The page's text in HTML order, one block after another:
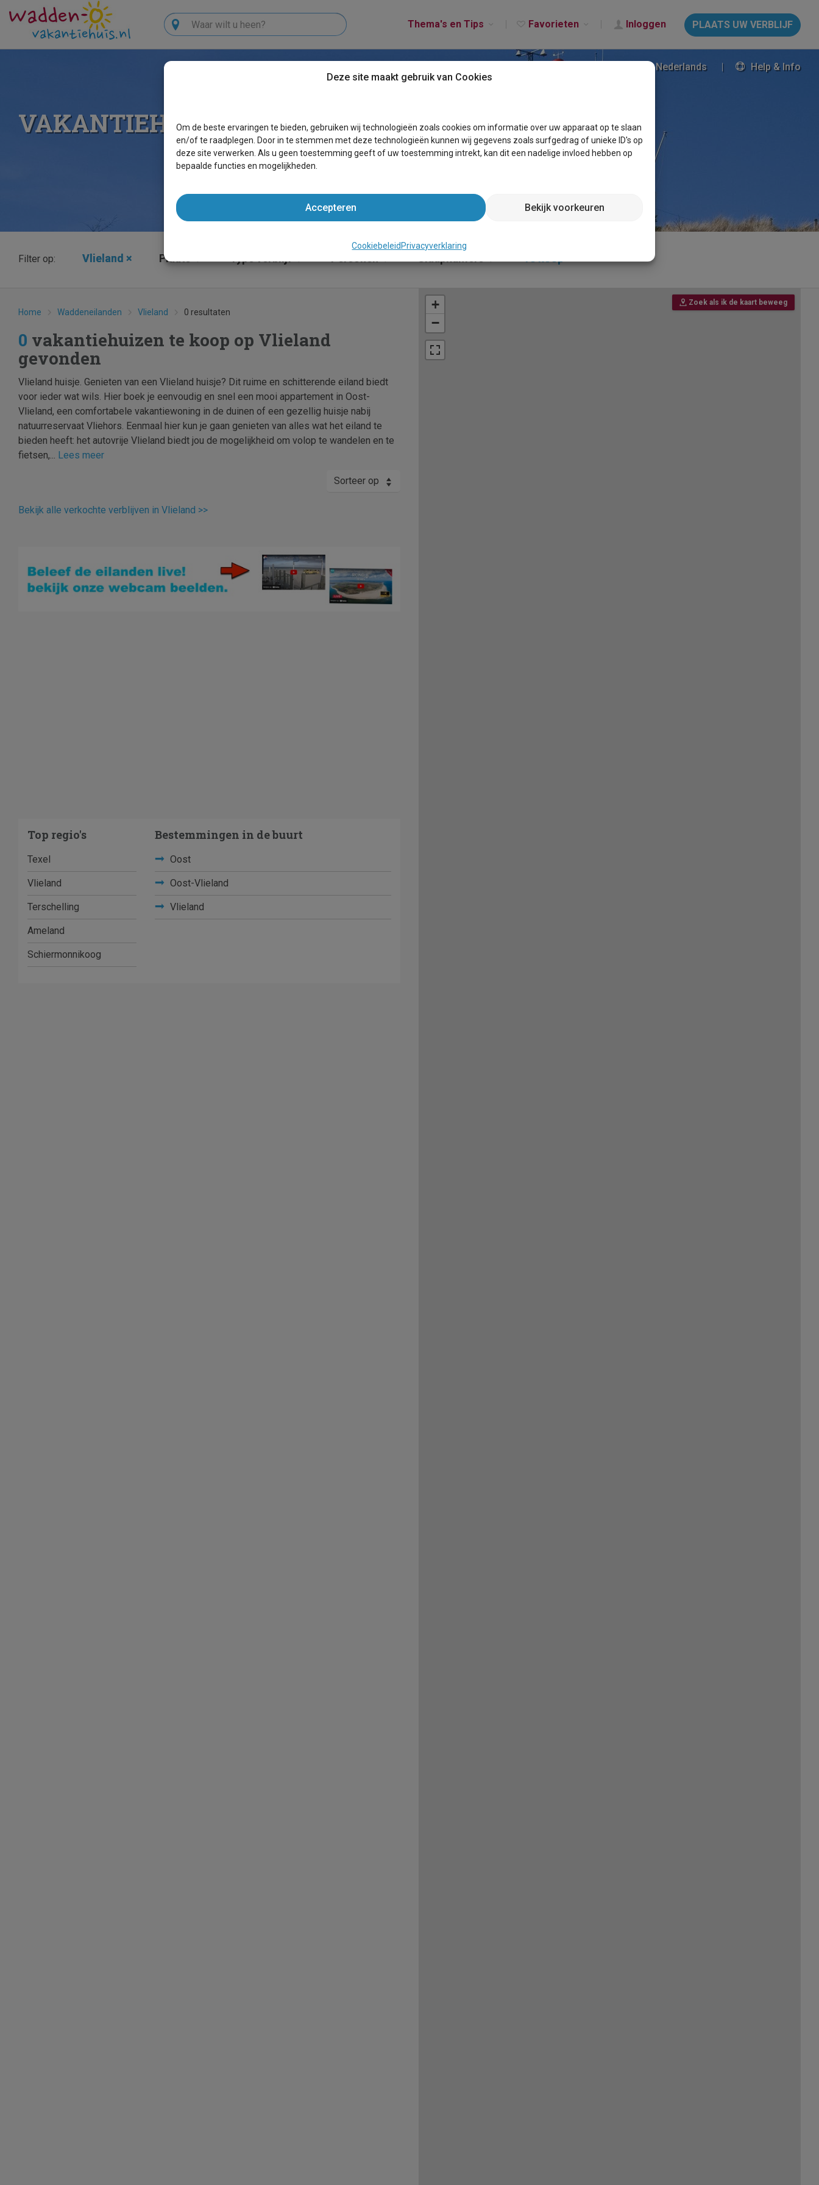
Thema's en Tips Favorieten Inloggen PLAATS UW VERBLIJF
Zoeken
Nederlands Help & Info
VAKANTIEHUIZEN TE KOOP VLIELAND
Filter op: Vlieland × Plaats
Home Waddeneilanden Vlieland 0 resultaten
0 vakantiehuizen te koop op Vlieland
gevonden
Vlieland huisje. Genieten van een Vlieland huisje? Dit ruime en schitterende eiland biedt
voor ieder wat wils. Hier boek je eenvoudig en snel een mooi appartement in Oost-
Vlieland, een comfortabele vakantiewoning in de duinen of een gezellig huisje nabij
natuurreservaat Vliehors. Eenmaal hier kun je gaan genieten van alles wat het eiland te
bieden heeft: het autovrije Vlieland biedt jou de mogelijkheid om volop te wandelen en te
fietsen,... Lees meer
Sorteer op
Bekijk alle verkochte verblijven in Vlieland >>
Top regio's
Texel
Vlieland
Terschelling
Ameland
Schiermonnikoog
Bestemmingen in de buurt
Oost
Oost-Vlieland
Vlieland
+
−
Zoek als ik de kaart beweeg
Deze site maakt gebruik van Cookies
Om de beste ervaringen te bieden, gebruiken wij technologieën zoals cookies om informatie over uw apparaat op te slaan
en/of te raadplegen. Door in te stemmen met deze technologieën kunnen wij gegevens zoals surfgedrag of unieke ID's op
deze site verwerken. Als u geen toestemming geeft of uw toestemming intrekt, kan dit een nadelige invloed hebben op
bepaalde functies en mogelijkheden.
Accepteren Bekijk voorkeuren
Cookiebeleid Privacyverklaring